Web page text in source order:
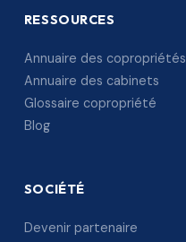
RESSOURCES
Annuaire des copropriétés
Annuaire des cabinets
Glossaire copropriété
Blog
SOCIÉTÉ
Devenir partenaire